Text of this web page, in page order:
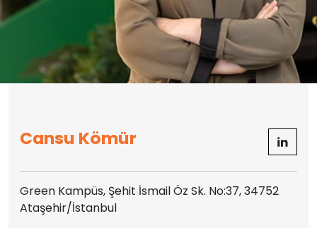
Cansu Kömür
Green Kampüs, Şehit İsmail Öz Sk. No:37, 34752
Ataşehir/İstanbul